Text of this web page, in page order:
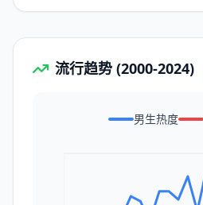
流行趋势 (2000-2024)
男生热度